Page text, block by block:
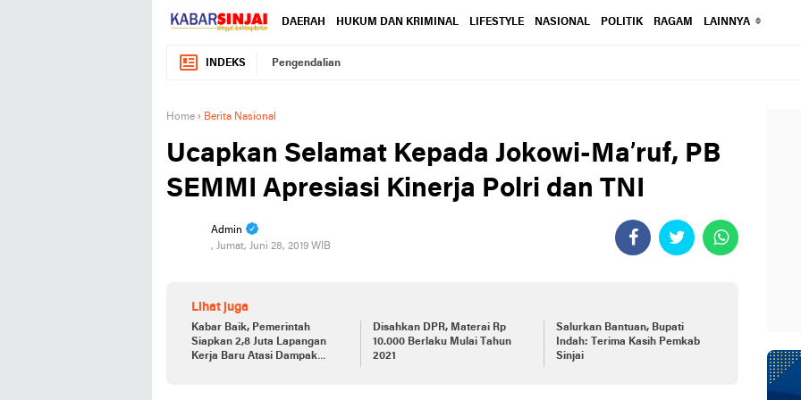
DAERAH HUKUM DAN KRIMINAL LIFESTYLE NASIONAL POLITIK RAGAM LAINNYA
INDEKS Pengendalian
Home › Berita Nasional
Ucapkan Selamat Kepada Jokowi-Ma’ruf, PB
SEMMI Apresiasi Kinerja Polri dan TNI
Admin
, Jumat, Juni 28, 2019 WIB
Lihat juga
Kabar Baik, Pemerintah
Siapkan 2,8 Juta Lapangan
Kerja Baru Atasi Dampak
Disahkan DPR, Materai Rp
10.000 Berlaku Mulai Tahun
2021
Salurkan Bantuan, Bupati
Indah: Terima Kasih Pemkab
Sinjai